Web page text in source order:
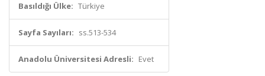
Basıldığı Ülke: Türkiye
Sayfa Sayıları: ss.513-534
Anadolu Üniversitesi Adresli: Evet